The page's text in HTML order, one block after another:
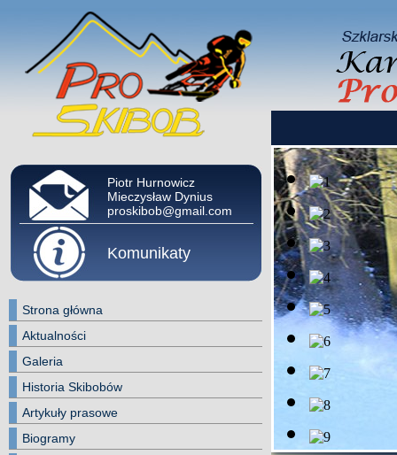
Piotr Hurnowicz
Mieczysław Dynius
proskibob@gmail.com
Komunikaty
Strona główna
Aktualności
Galeria
Historia Skibobów
Artykuły prasowe
Biogramy